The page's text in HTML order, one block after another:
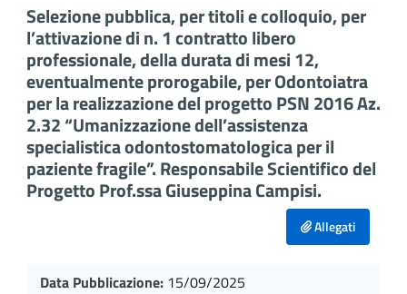
Selezione pubblica, per titoli e colloquio, per
l’attivazione di n. 1 contratto libero
professionale, della durata di mesi 12,
eventualmente prorogabile, per Odontoiatra
per la realizzazione del progetto PSN 2016 Az.
2.32 “Umanizzazione dell’assistenza
specialistica odontostomatologica per il
paziente fragile”. Responsabile Scientifico del
Progetto Prof.ssa Giuseppina Campisi.
Allegati
Data Pubblicazione: 15/09/2025